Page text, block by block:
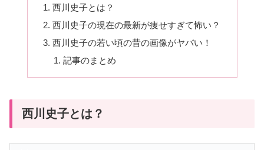
西川史子とは？
西川史子の現在の最新が痩せすぎて怖い？
西川史子の若い頃の昔の画像がヤバい！
記事のまとめ
西川史子とは？